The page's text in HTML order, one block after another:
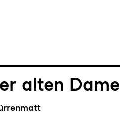
alten Dame